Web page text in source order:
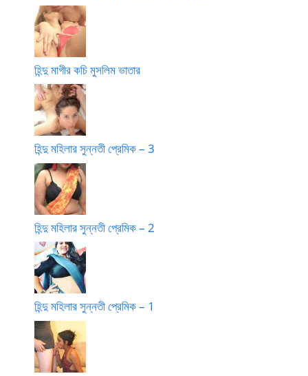
হিন্দু মাগীর কচি মুসলিম ভাতার
হিন্দু মহিলার সুন্নতী প্রেমিক – 3
হিন্দু মহিলার সুন্নতী প্রেমিক – 2
হিন্দু মহিলার সুন্নতী প্রেমিক – 1